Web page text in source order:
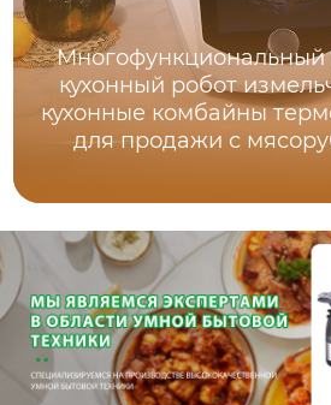
Многофункциональный
кухонный робот
кухонные комбайны
для продажи с